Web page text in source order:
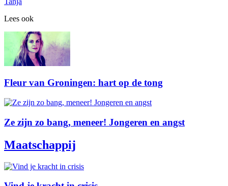
Lees ook
Fleur van Groningen: hart op de tong
Ze zijn zo bang, meneer! Jongeren en angst
Maatschappij